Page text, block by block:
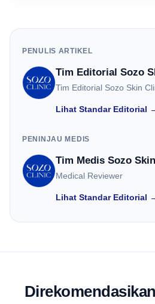
PENULIS ARTIKEL
Tim Editorial Sozo
Tim Editorial Sozo Skin
Lihat Standar Editorial
PENINJAU MEDIS
Tim Medis Sozo
Medical Reviewer
Lihat Standar Editorial